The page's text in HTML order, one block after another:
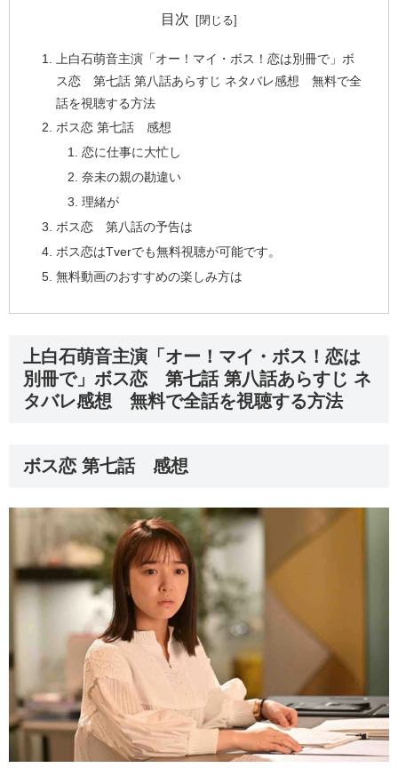
目次
上白石萌音主演「オー！マイ・ボス！恋は別冊で」ボ
ス恋 第七話 第八話あらすじ ネタバレ感想 無料で全
話を視聴する方法
ボス恋 第七話 感想
恋に仕事に大忙し
奈未の親の勘違い
理緒が
ボス恋 第八話の予告は
ボス恋はTverでも無料視聴が可能です。
無料動画のおすすめの楽しみ方は
上白石萌音主演「オー！マイ・ボス！恋は
別冊で」ボス恋 第七話 第八話あらすじ ネ
タバレ感想 無料で全話を視聴する方法
ボス恋 第七話 感想